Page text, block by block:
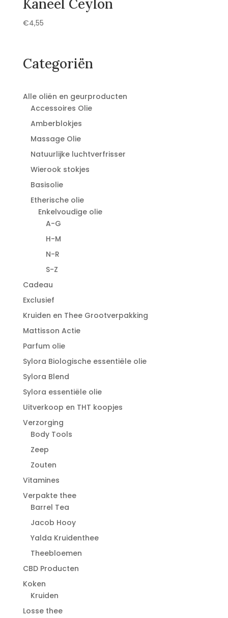
Kaneel Ceylon
€4,55
Categoriën
Alle oliën en geurproducten
Accessoires Olie
Amberblokjes
Massage Olie
Natuurlijke luchtverfrisser
Wierook stokjes
Basisolie
Etherische olie
Enkelvoudige olie
A-G
H-M
N-R
S-Z
Cadeau
Exclusief
Kruiden en Thee Grootverpakking
Mattisson Actie
Parfum olie
Sylora Biologische essentiële olie
Sylora Blend
Sylora essentiële olie
Uitverkoop en THT koopjes
Verzorging
Body Tools
Zeep
Zouten
Vitamines
Verpakte thee
Barrel Tea
Jacob Hooy
Yalda Kruidenthee
Theebloemen
CBD Producten
Koken
Kruiden
Losse thee